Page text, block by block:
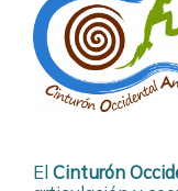
El Cinturón